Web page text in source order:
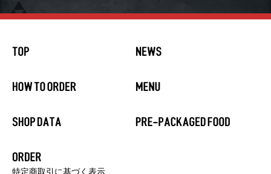
特定商取引に基づく表示